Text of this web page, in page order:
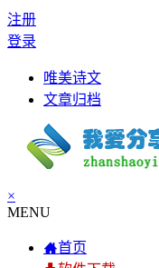
注册
登录
唯美诗文
文章归档
×
MENU
首页